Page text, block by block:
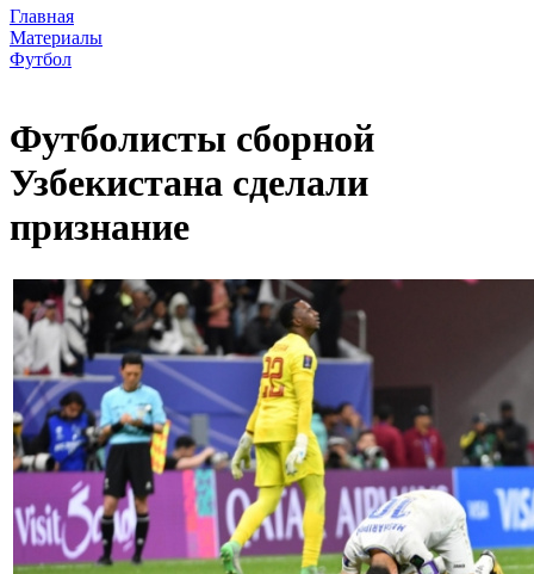
Главная
Материалы
Футбол
Футболисты сборной
Узбекистана сделали
признание